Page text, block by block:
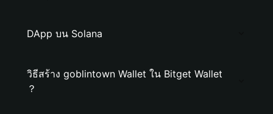
DApp บน Solana
วิธีสร้าง goblintown Wallet ใน Bitget Wallet
？